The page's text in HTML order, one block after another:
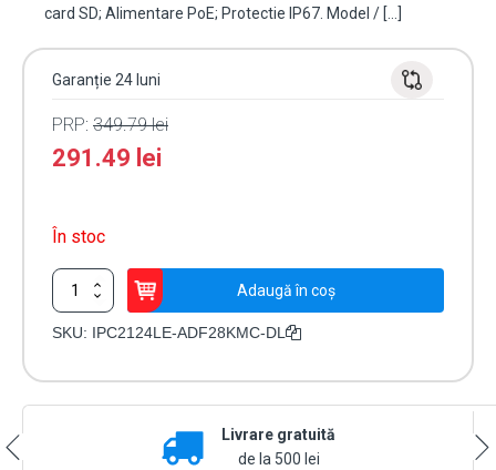
card SD; Alimentare PoE; Protectie IP67. Model / […]
Garanție 24 luni
PRP: 349.79lei
291.49 lei
În stoc
Cantitate
Camera
IP
Adaugă în coș
SKU: IPC2124LE-ADF28KMC-DL
Livrare gratuită
de la 500 lei